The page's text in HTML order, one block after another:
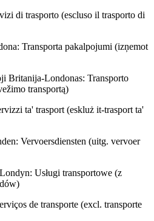
di trasporto (escluso il trasporto di
Transporta pakalpojumi (izņemot
Britanija-Londonas: Transporto
transportą)
ta' trasport (eskluż it-trasport ta'
Vervoersdiensten (uitg. vervoer
Usługi transportowe (z
de transporte (excl. transporte